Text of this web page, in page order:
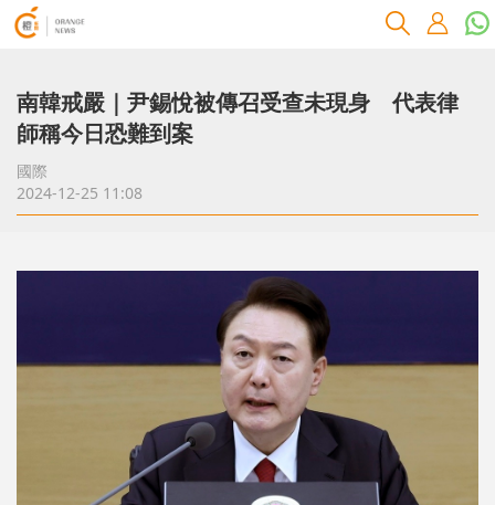
南韓戒嚴｜尹錫悅被傳召受查未現身 代表律
師稱今日恐難到案
國際
2024-12-25 11:08